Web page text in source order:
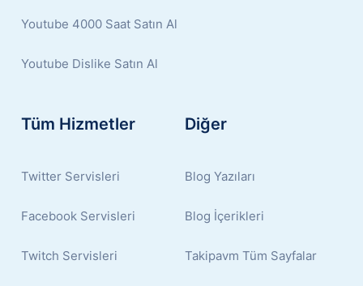
Youtube 4000 Saat Satın Al
Youtube Dislike Satın Al
Tüm Hizmetler
Twitter Servisleri
Facebook Servisleri
Twitch Servisleri
Diğer
Blog Yazıları
Blog İçerikleri
Takipavm Tüm Sayfalar